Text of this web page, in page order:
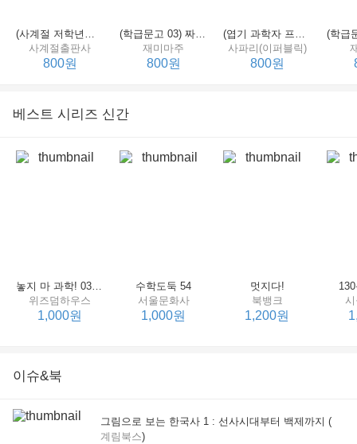
(사계절 저학년문고 21) 선생님은 모르는 게 너무 많아
사계절출판사
800원
(학급문고 03) 짜장 짬뽕 탕수육
재미마주
800원
(엽기 과학자 프래니 01) 도시락 괴물이 나타났다
사파리(이퍼블릭)
800원
베스트 시리즈 신간
놓지 마 과학! 03 : 정신이 공룡에 정신 놓다
위즈덤하우스
1,000원
수학도둑 54
서울문화사
1,000원
멋지다!
북뱅크
1,200원
이슈&북
그림으로 보는 한국사 1 : 선사시대부터 백제까지 (
계림북스)